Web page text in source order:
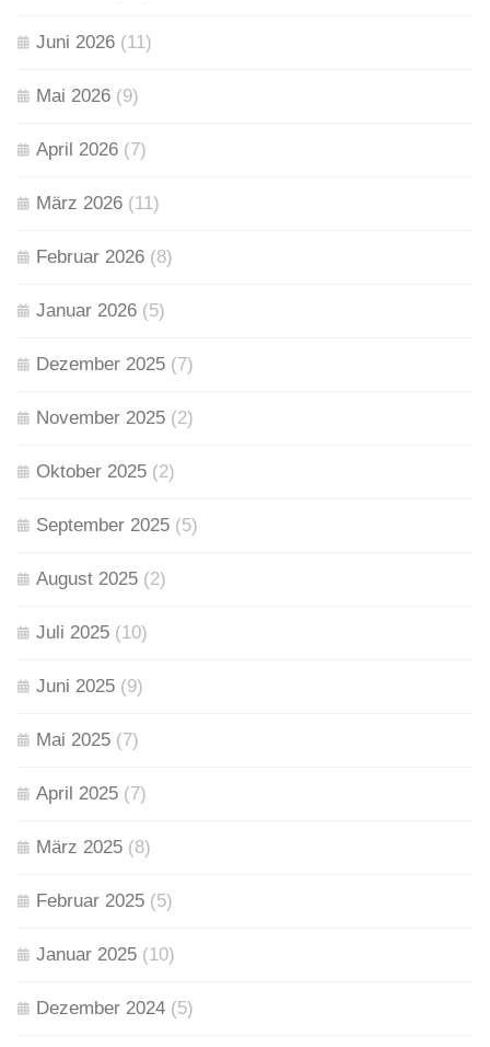
Juni 2026 (11)
Mai 2026 (9)
April 2026 (7)
März 2026 (11)
Februar 2026 (8)
Januar 2026 (5)
Dezember 2025 (7)
November 2025 (2)
Oktober 2025 (2)
September 2025 (5)
August 2025 (2)
Juli 2025 (10)
Juni 2025 (9)
Mai 2025 (7)
April 2025 (7)
März 2025 (8)
Februar 2025 (5)
Januar 2025 (10)
Dezember 2024 (5)